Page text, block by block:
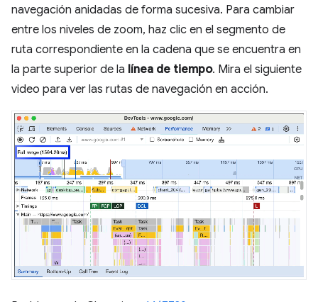
navegación anidadas de forma sucesiva. Para cambiar
entre los niveles de zoom, haz clic en el segmento de
ruta correspondiente en la cadena que se encuentra en
la parte superior de la línea de tiempo. Mira el siguiente
video para ver las rutas de navegación en acción.